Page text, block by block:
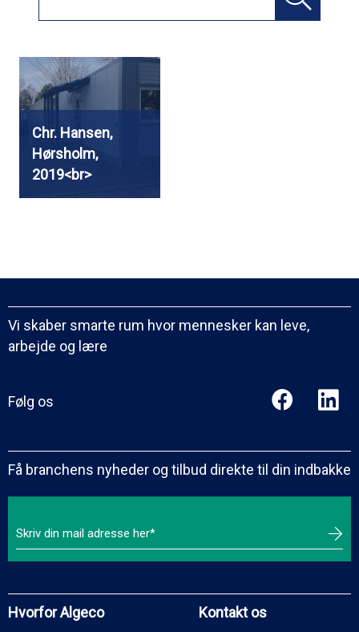
Chr. Hansen,
Hørsholm,
2019<br>
Vi skaber smarte rum hvor mennesker kan leve,
arbejde og lære
Følg os
Få branchens nyheder og tilbud direkte til din indbakke
Hvorfor Algeco Kontakt os